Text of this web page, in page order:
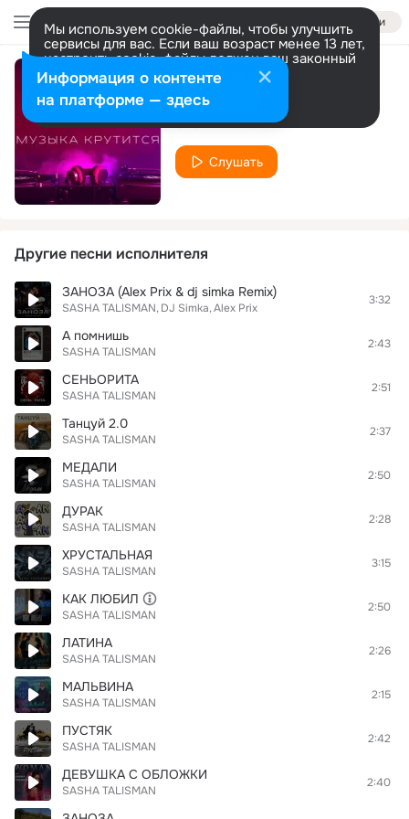
Войти
Мы используем cookie-файлы, чтобы улучшить
сервисы для вас. Если ваш возраст менее 13 лет,
настроить cookie-файлы должен ваш законный
представитель. Больше информации
Разрешить все Настроить
Музыка крутится
SASHA TALISMAN
Слушать
Другие песни исполнителя
ЗАНОЗА (Alex Prix & dj simka Remix)
SASHA TALISMAN DJ Simka Alex Prix
3:32
А помнишь
SASHA TALISMAN
2:43
СЕНЬОРИТА
SASHA TALISMAN
2:51
Танцуй 2.0
SASHA TALISMAN
2:37
МЕДАЛИ
SASHA TALISMAN
2:50
ДУРАК
SASHA TALISMAN
2:28
ХРУСТАЛЬНАЯ
SASHA TALISMAN
3:15
КАК ЛЮБИЛ
SASHA TALISMAN
2:50
ЛАТИНА
SASHA TALISMAN
2:26
МАЛЬВИНА
SASHA TALISMAN
2:15
ПУСТЯК
SASHA TALISMAN
2:42
ДЕВУШКА С ОБЛОЖКИ
SASHA TALISMAN
2:40
Информация о контенте
на платформе — здесь